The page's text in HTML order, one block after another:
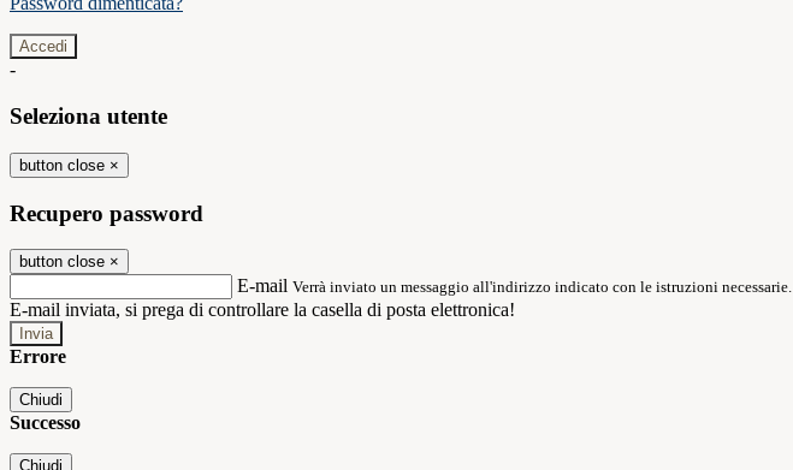
-
Seleziona utente
button close ×
Recupero password
button close ×
E-mail Verrà inviato un messaggio all'indirizzo indicato con le istruzioni necessarie.
E-mail inviata, si prega di controllare la casella di posta elettronica!
Errore
Chiudi
Successo
Chiudi